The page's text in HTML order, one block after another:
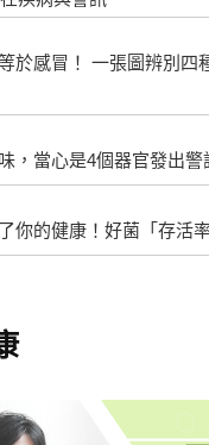
於感冒！ 一張圖辨別四
，當心是4個器官發出警
你的健康！好菌「存活